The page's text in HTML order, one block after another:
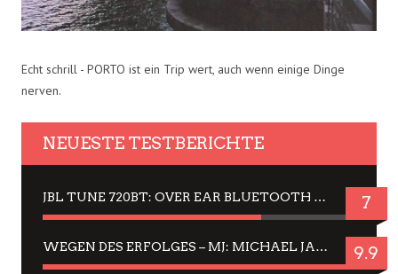
Echt schrill - PORTO ist ein Trip wert, auch wenn einige Dinge
nerven.
NEUESTE TESTBERICHTE
JBL TUNE 720BT: OVER EAR BLUETOOTH KOPFHÖRER UM DIE 50,-€ IM DAUER-TEST 7
WEGEN DES ERFOLGES – MJ: MICHAEL JACKSON MUSICAL IN EINER MATINEE SEHEN 9.9